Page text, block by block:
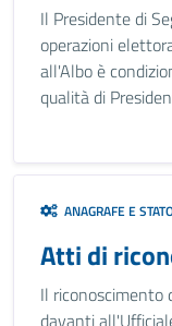
Il Presidente di
operazioni
all'Albo è
qualità di
ANAGRAFE E
Atti di
Il riconoscimento
davanti